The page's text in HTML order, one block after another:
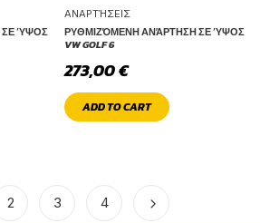
ΣΕ ΎΨΟΣ
ΑΝΑΡΤΉΣΕΙΣ
ΡΥΘΜΙΖΌΜΕΝΗ ΑΝΆΡΤΗΣΗ ΣΕ ΎΨΟΣ
VW GOLF 6
273,00€
ADD TO CART
2 3 4